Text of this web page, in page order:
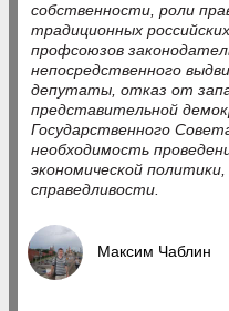
собственности, роли
традиционных
профсоюзов
непосредственного
депутаты, отказ от
представительной
Государственного
необходимость
экономической
справедливости.
Максим Чаблин